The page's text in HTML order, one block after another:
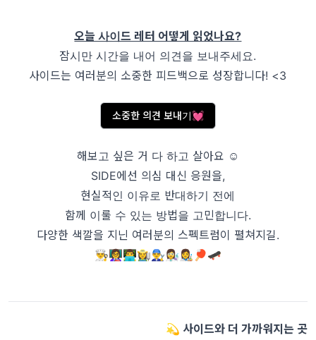
오늘 사이드 레터 어떻게 읽었나요?
잠시만 시간을 내어 의견을 보내주세요.
사이드는 여러분의 소중한 피드백으로 성장합니다! <3
소중한 의견 보내기💓
해보고 싶은 거 다 하고 살아요 ☺
SIDE에선 의심 대신 응원을,
현실적인 이유로 반대하기 전에
함께 이룰 수 있는 방법을 고민합니다.
다양한 색깔을 지닌 여러분의 스펙트럼이 펼쳐지길.
👨‍🍳👩‍🏫👨‍💻👩‍🌾👨‍🔧👩‍🔬👩‍🎨🏓🛹
💫 사이드와 더 가까워지는 곳